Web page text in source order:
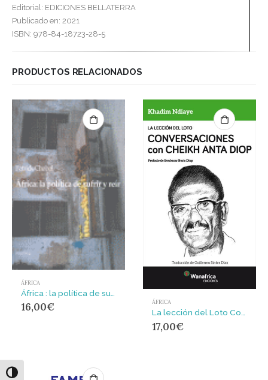
Alternar alto contraste
Editorial: EDICIONES BELLATERRA
Publicado en: 2021
ISBN: 978-84-18723-28-5
PRODUCTOS RELACIONADOS
ÁFRICA
16,00€ ÁFRICA
17,00€